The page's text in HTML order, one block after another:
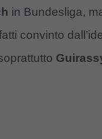
in Bundesliga,
convinto